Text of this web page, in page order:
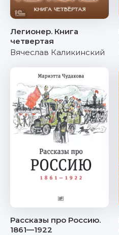
Легионер. Книга
четвертая
Вячеслав Каликинский
Рассказы про Россию.
1861—1922